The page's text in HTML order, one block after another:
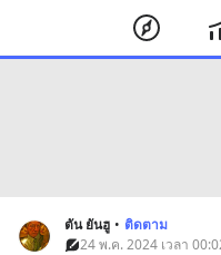
ตัน ยันฮู • ติดตาม
24 พ.ค. 2024 เวลา